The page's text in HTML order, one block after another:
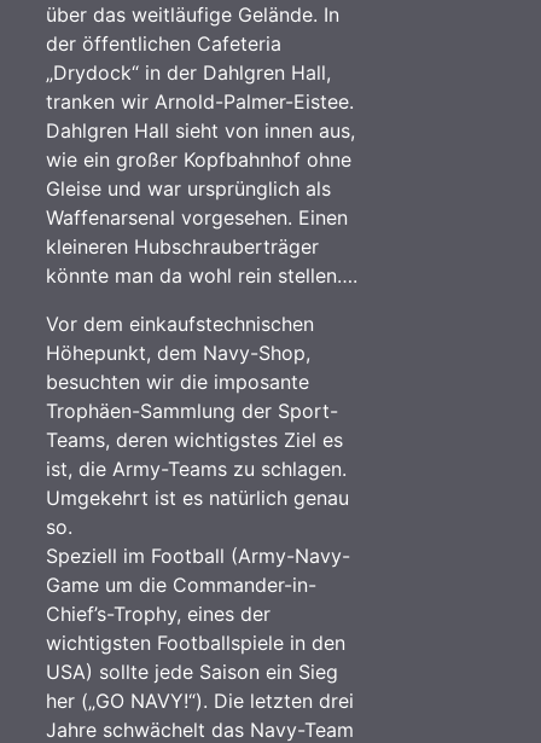
über das weitläufige Gelände. In
der öffentlichen Cafeteria
„Drydock“ in der Dahlgren Hall,
tranken wir Arnold-Palmer-Eistee.
Dahlgren Hall sieht von innen aus,
wie ein großer Kopfbahnhof ohne
Gleise und war ursprünglich als
Waffenarsenal vorgesehen. Einen
kleineren Hubschrauberträger
könnte man da wohl rein stellen….
Vor dem einkaufstechnischen
Höhepunkt, dem Navy-Shop,
besuchten wir die imposante
Trophäen-Sammlung der Sport-
Teams, deren wichtigstes Ziel es
ist, die Army-Teams zu schlagen.
Umgekehrt ist es natürlich genau
so.
Speziell im Football (Army-Navy-
Game um die Commander-in-
Chief’s-Trophy, eines der
wichtigsten Footballspiele in den
USA) sollte jede Saison ein Sieg
her („GO NAVY!“). Die letzten drei
Jahre schwächelt das Navy-Team